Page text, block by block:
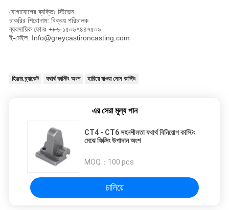
যোগাযোগের ব্যক্তিঃ স্টিভেন
চাকরির শিরোনাম: বিক্রয় পরিচালক
ব্যবসায়িক ফোনঃ +৮৬-১৫০৬৭৪৪৭৫০৯
ই-মেইল: Info@greycastironcasting.com
হিঞ্জার ব্র্যাকেট যথার্থ কাস্টিং অংশ হারিয়ে যাওয়া মোম কাস্টিং
এর সেরা মূল্য পান
CT4 - CT6 সহনশীলতা যথার্থ বিনিয়োগ কাস্টিং
মেঝে ফিক্সিং উপাদান অংশ
MOQ： 100 pcs
চালিয়ে